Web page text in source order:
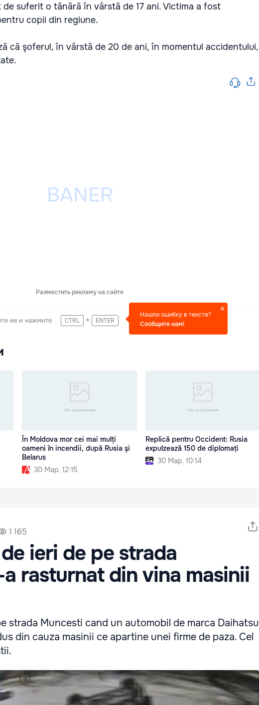
suferit o tânără în vârstă de 17 ani. Victima a fost
copii din regiune.
că şoferul, în vârstă de 20 de ani, în momentul accidentului,
Разместить рекламу на сайте
ее и нажмите CTRL + ENTER
Нашли ошибку в тексте?
Сообщите нам!
În Moldova mor cei mai mulți
oameni în incendii, după Rusia şi
Belarus
30 Мар. 12:15
Replică pentru Occident: Rusia
expulzează 150 de diplomați
30 Мар. 10:14
1 165
ieri de pe strada
rasturnat din vina masinii
strada Muncesti cand un automobil de marca Daihatsu
din cauza masinii ce apartine unei firme de paza. Cel